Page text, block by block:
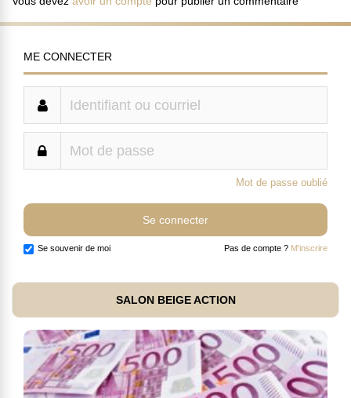
ME CONNECTER
Mot de passe oublié
Se souvenir de moi Pas de compte ? M'inscrire
SALON BEIGE ACTION